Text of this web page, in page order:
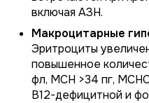
включая АЗН.
Макроцитарные
Эритроциты
повышенное
фл, MCH >34 пг,
В12-дефицитной и